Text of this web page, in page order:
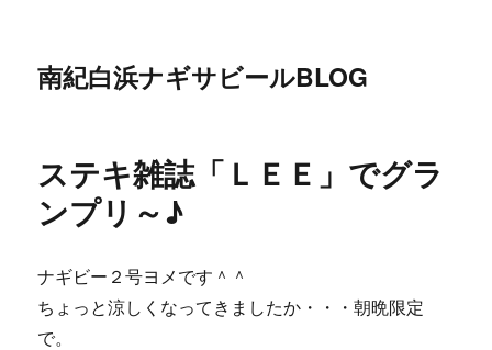
南紀白浜ナギサビールBLOG
ステキ雑誌「ＬＥＥ」でグラ
ンプリ～♪
ナギビー２号ヨメです＾＾
ちょっと涼しくなってきましたか・・・朝晩限定
で。